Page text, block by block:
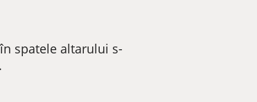
spatele altarului s-